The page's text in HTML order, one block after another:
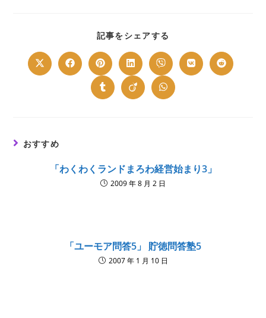
記事をシェアする
CONTENT
Opens
in
Opens
in
window
Opens
in
a
new
window
Opens
in
a
new
window
Opens
in
a
new
window
Opens
in
Opens
in
Opens
in
Opens
in
Opens
in
おすすめ
「わくわくランドまろわ経営始まり3」
2009 年 8 月 2 日
「ユーモア問答5」 貯徳問答塾5
2007 年 1 月 10 日